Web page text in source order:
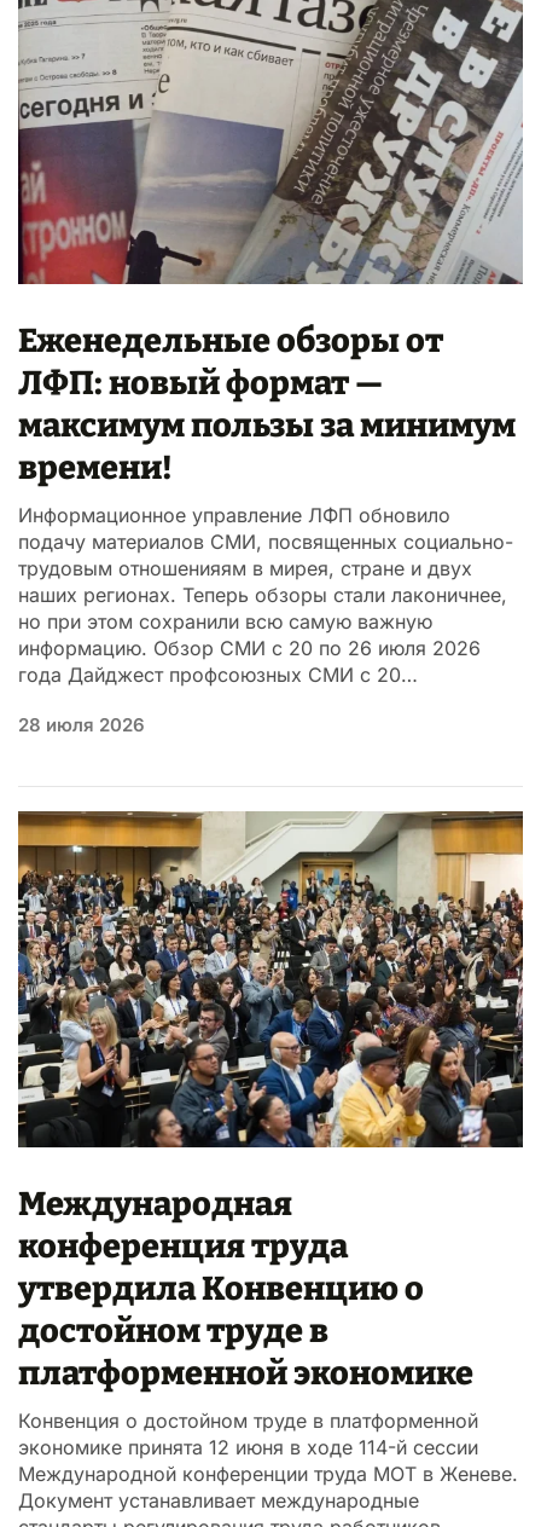
Еженедельные обзоры от
ЛФП: новый формат —
максимум пользы за минимум
времени!
Информационное управление ЛФП обновило
подачу материалов СМИ, посвященных социально-
трудовым отношенияям в мирея, стране и двух
наших регионах. Теперь обзоры стали лаконичнее,
но при этом сохранили всю самую важную
информацию. Обзор СМИ с 20 по 26 июля 2026
года Дайджест профсоюзных СМИ с 20…
28 июля 2026
Международная
конференция труда
утвердила Конвенцию о
достойном труде в
платформенной экономике
Конвенция о достойном труде в платформенной
экономике принята 12 июня в ходе 114-й сессии
Международной конференции труда МОТ в Женеве.
Документ устанавливает международные